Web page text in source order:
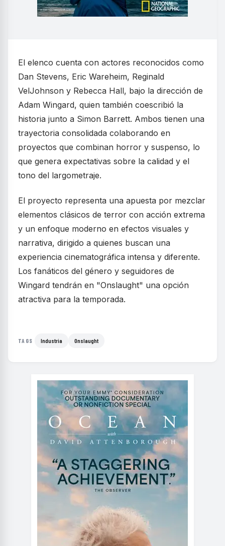
El elenco cuenta con actores reconocidos como
Dan Stevens, Eric Wareheim, Reginald
VelJohnson y Rebecca Hall, bajo la dirección de
Adam Wingard, quien también coescribió la
historia junto a Simon Barrett. Ambos tienen una
trayectoria consolidada colaborando en
proyectos que combinan horror y suspenso, lo
que genera expectativas sobre la calidad y el
tono del largometraje.
El proyecto representa una apuesta por mezclar
elementos clásicos de terror con acción extrema
y un enfoque moderno en efectos visuales y
narrativa, dirigido a quienes buscan una
experiencia cinematográfica intensa y diferente.
Los fanáticos del género y seguidores de
Wingard tendrán en "Onslaught" una opción
atractiva para la temporada.
TAGS Industria Onslaught